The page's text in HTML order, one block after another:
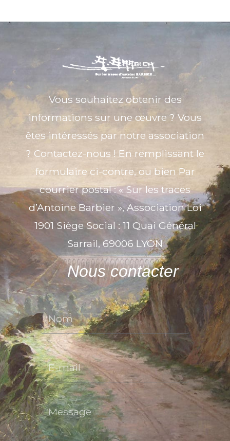
Vous souhaitez obtenir des
informations sur une œuvre ? Vous
êtes intéressés par notre association
? Contactez-nous ! En remplissant le
formulaire ci-contre, ou bien Par
courrier postal : « Sur les traces
d’Antoine Barbier », Association Loi
1901 Siège Social : 11 Quai Général
Sarrail, 69006 LYON
Nous contacter
Nom
E-mail
Message